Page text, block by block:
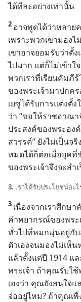
ได้ทีละอย่างเท่านั้น
2 อาจพูดได้ว่าหลาย
เพราะพวกเขามองไม่
เขาอาจยอมรับว่าตั้ง
ไปมาก แต่ก็ไม่เข้าใจ
พวกเราที่เรียนคัมภีร์
ของพระเจ้ามาปกคร
เยซูได้รับการแต่งตั้ง
ว่า “ขอให้ราชอาณา
ประสงค์ของพระองค์
สวรรค์” ยังไม่เป็นจริง
หมดได้ก็ต่อเมื่อยุคที่
ของพระเจ้าจึงจะสำ
3. เราได้รับประโยชน์อะไ
3 เนื่องจากเราศึกษา
คำพยากรณ์ของพระ
ทั่วไปที่หมกมุ่นอยู่กับ
ตัวเองจนมองไม่เห็น
แล้วตั้งแต่ปี 1914 แ
พระเจ้า ถ้าคุณรับใช้
เองว่า คุณยังสนใจแ
จ่ออยู่ไหม? ถ้าคุณเพิ่